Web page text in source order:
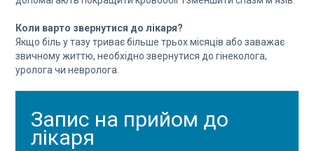
Коли варто звернутися до лікаря?
Якщо біль у тазу триває більше трьох місяців або заважає
звичному життю, необхідно звернутися до гінеколога,
уролога чи невролога.
Запис на прийом до
лікаря